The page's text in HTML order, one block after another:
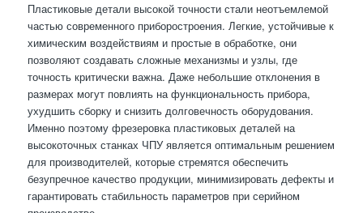
Пластиковые детали высокой точности стали неотъемлемой
частью современного приборостроения. Легкие, устойчивые к
химическим воздействиям и простые в обработке, они
позволяют создавать сложные механизмы и узлы, где
точность критически важна. Даже небольшие отклонения в
размерах могут повлиять на функциональность прибора,
ухудшить сборку и снизить долговечность оборудования.
Именно поэтому фрезеровка пластиковых деталей на
высокоточных станках ЧПУ является оптимальным решением
для производителей, которые стремятся обеспечить
безупречное качество продукции, минимизировать дефекты и
гарантировать стабильность параметров при серийном